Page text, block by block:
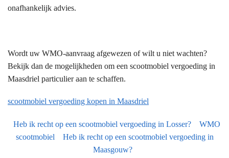
onafhankelijk advies.
Wordt uw WMO-aanvraag afgewezen of wilt u niet wachten?
Bekijk dan de mogelijkheden om een scootmobiel vergoeding in
Maasdriel particulier aan te schaffen.
scootmobiel vergoeding kopen in Maasdriel
Heb ik recht op een scootmobiel vergoeding in Losser?
WMO
scootmobiel
Heb ik recht op een scootmobiel vergoeding in
Maasgouw?